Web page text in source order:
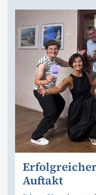
Auftakt